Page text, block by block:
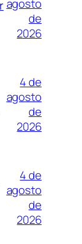
agosto
de
2026
4 de
agosto
de
2026
4 de
agosto
de
2026